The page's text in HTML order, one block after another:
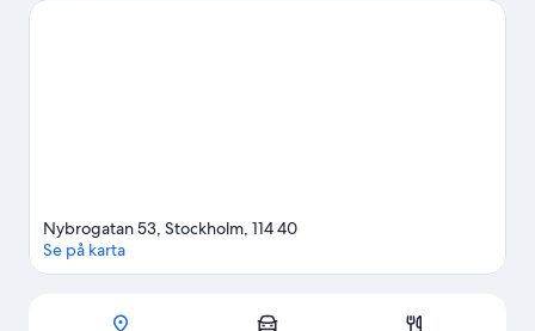
match? Kolla upp vad som är på gång på Strawberry Arena eller
Karta
Nybrogatan 53, Stockholm, 114 40
Se på karta